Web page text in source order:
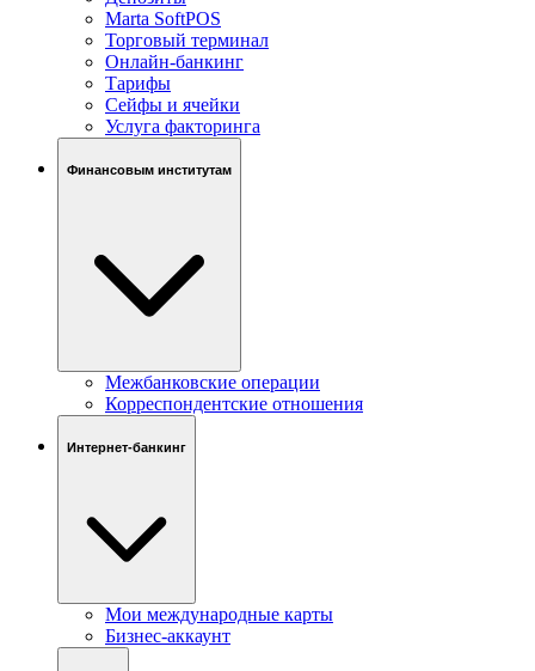
Marta SoftPOS
Торговый терминал
Онлайн-банкинг
Тарифы
Сейфы и ячейки
Услуга факторинга
Финансовым институтам
Межбанковские операции
Корреспондентские отношения
Интернет-банкинг
Мои международные карты
Бизнес-аккаунт